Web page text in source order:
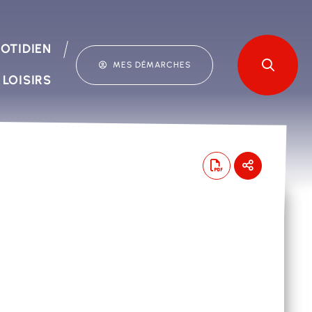
MES DÉMARCHES